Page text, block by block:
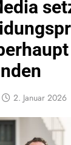
2. Januar 2026